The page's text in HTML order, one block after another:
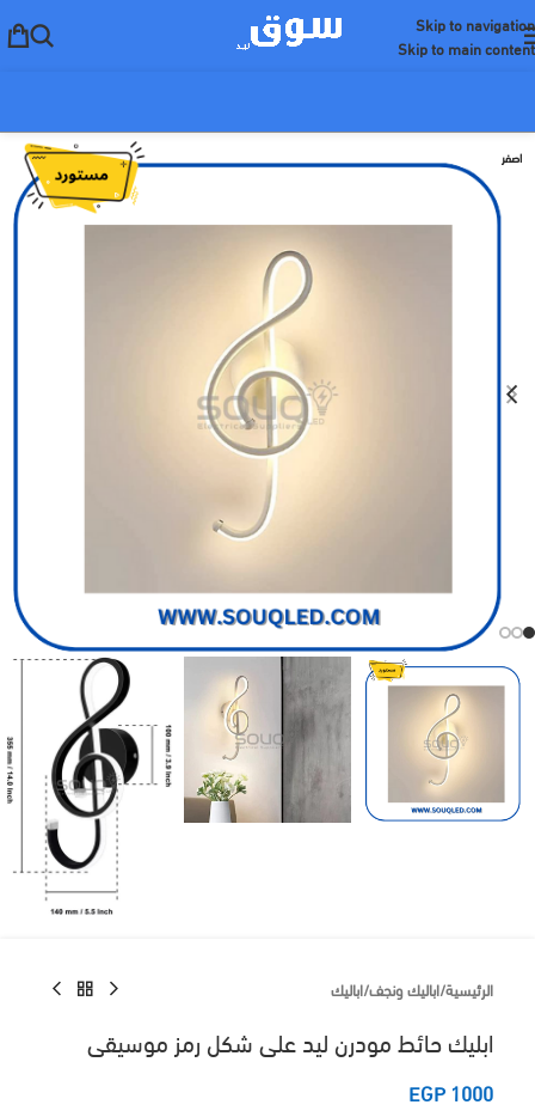
Skip to navigation
Skip to main content
اصفر
الرئيسية/اباليك ونجف/اباليك
ابليك حائط مودرن ليد على شكل رمز موسيقى
EGP1000